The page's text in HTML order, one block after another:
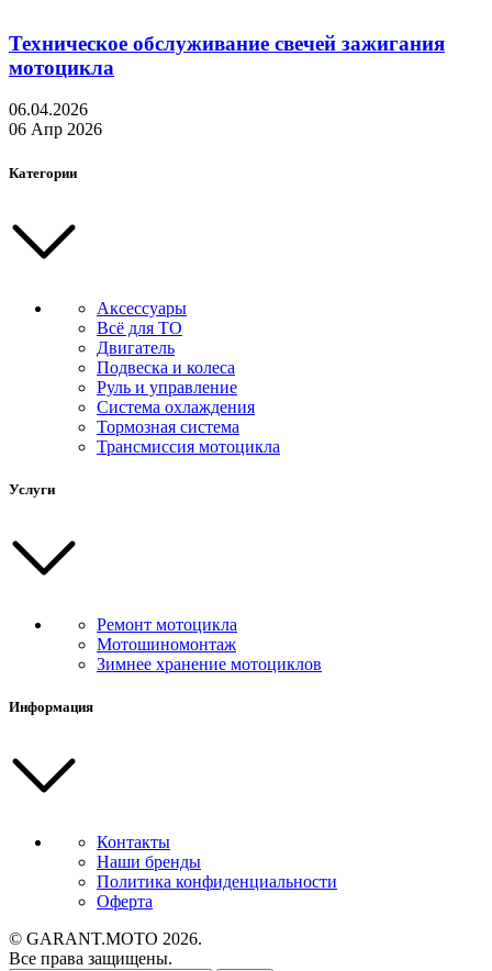
Техническое обслуживание свечей зажигания
мотоцикла
06.04.2026
06 Апр 2026
Категории
Аксессуары
Всё для ТО
Двигатель
Подвеска и колеса
Руль и управление
Система охлаждения
Тормозная система
Трансмиссия мотоцикла
Услуги
Ремонт мотоцикла
Мотошиномонтаж
Зимнее хранение мотоциклов
Информация
Контакты
Наши бренды
Политика конфиденциальности
Оферта
© GARANT.MOTO 2026.
Все права защищены.